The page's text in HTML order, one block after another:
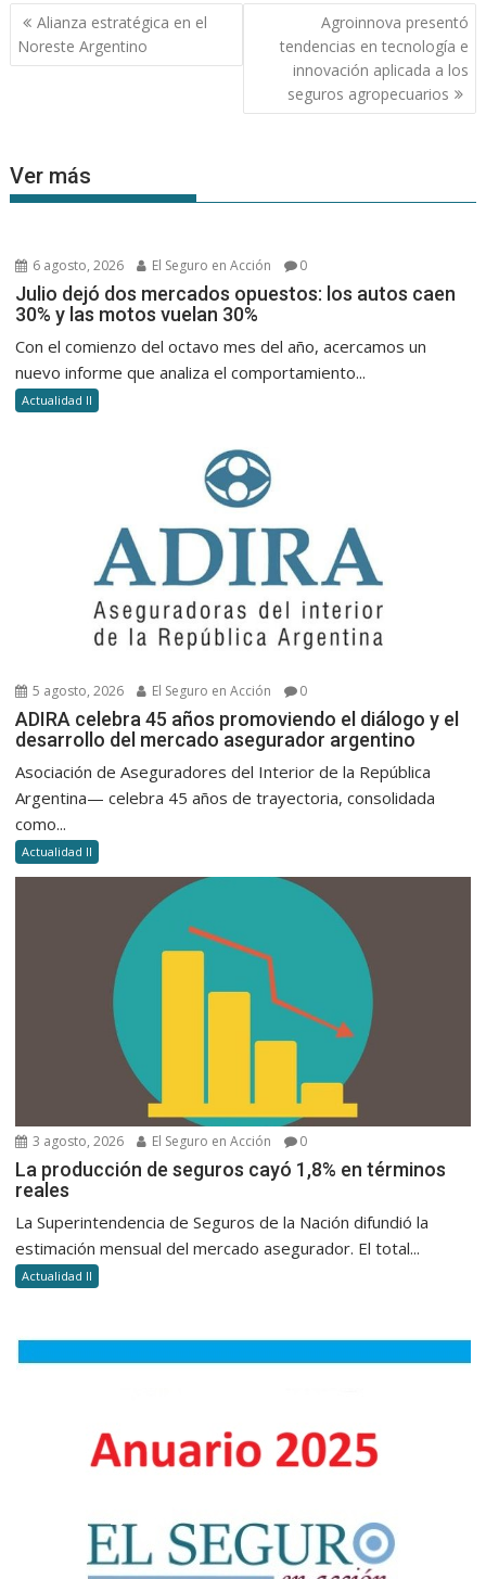
Navegación
de
entradas
Alianza estratégica en el
Noreste Argentino
Agroinnova presentó
tendencias en tecnología e
innovación aplicada a los
seguros agropecuarios
Ver más
6 agosto, 2026 El Seguro en Acción 0
Julio dejó dos mercados opuestos: los autos caen
30% y las motos vuelan 30%
Con el comienzo del octavo mes del año, acercamos un
nuevo informe que analiza el comportamiento...
Actualidad II
5 agosto, 2026 El Seguro en Acción 0
ADIRA celebra 45 años promoviendo el diálogo y el
desarrollo del mercado asegurador argentino
Asociación de Aseguradores del Interior de la República
Argentina— celebra 45 años de trayectoria, consolidada
como...
Actualidad II
3 agosto, 2026 El Seguro en Acción 0
La producción de seguros cayó 1,8% en términos
reales
La Superintendencia de Seguros de la Nación difundió la
estimación mensual del mercado asegurador. El total...
Actualidad II